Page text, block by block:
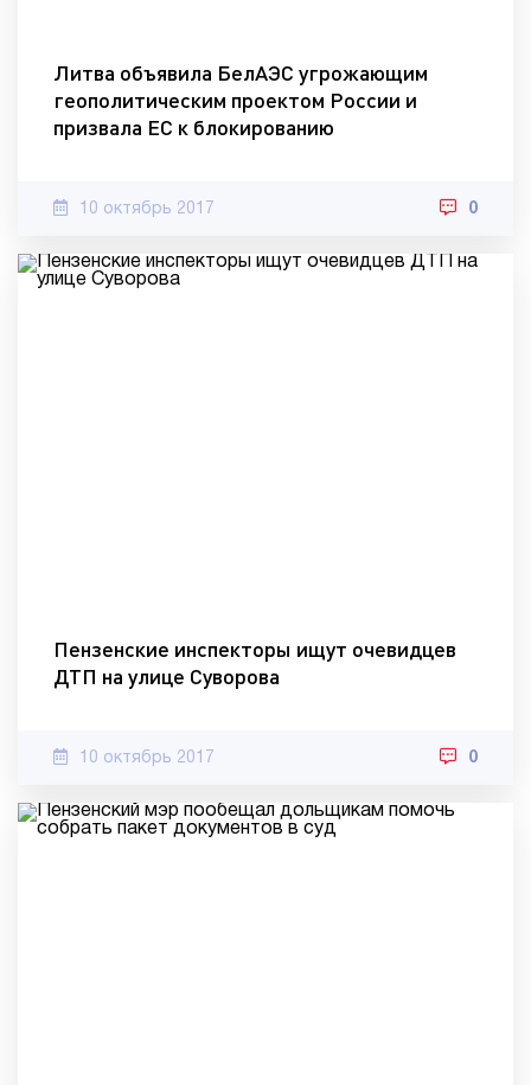
Литва объявила БелАЭС угрожающим
геополитическим проектом России и
призвала ЕС к блокированию
10 октябрь 2017 0
Пензенские инспекторы ищут очевидцев
ДТП на улице Суворова
10 октябрь 2017 0